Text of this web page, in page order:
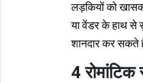
लड़कियों को
या वेंडर के हाथ से
शानदार कर सकते
4